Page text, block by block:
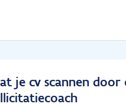
je cv scannen door